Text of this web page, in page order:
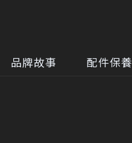
品牌故事 配件保養